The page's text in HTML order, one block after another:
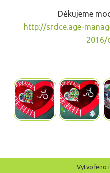
Děkujeme
http://srdce.age-
2016/
Vytvořeno